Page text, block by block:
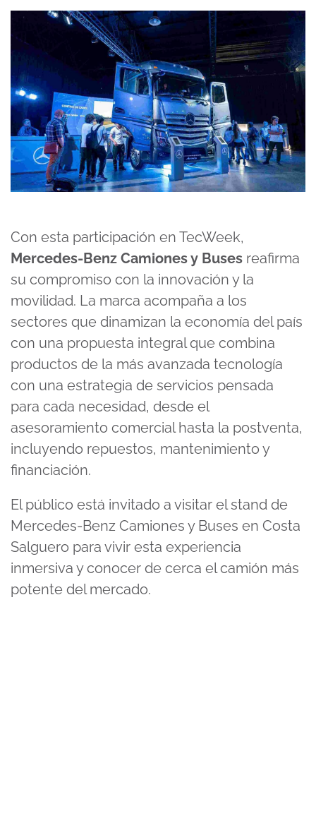
Con esta participación en TecWeek,
Mercedes-Benz Camiones y Buses reafirma
su compromiso con la innovación y la
movilidad. La marca acompaña a los
sectores que dinamizan la economía del país
con una propuesta integral que combina
productos de la más avanzada tecnología
con una estrategia de servicios pensada
para cada necesidad, desde el
asesoramiento comercial hasta la postventa,
incluyendo repuestos, mantenimiento y
financiación.
El público está invitado a visitar el stand de
Mercedes-Benz Camiones y Buses en Costa
Salguero para vivir esta experiencia
inmersiva y conocer de cerca el camión más
potente del mercado.